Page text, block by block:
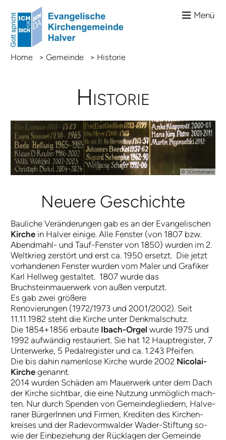
Menü
Home > Gemeinde > Historie
Historie
© SGrotehans
Neu­e­re Ge­schich­te
Bau­li­che Ver­än­de­run­gen gab es an der E­van­ge­li­schen
Kir­che in Hal­ver ei­ni­ge. Alle Fenster (von 1807 bzw.
Abendmahl- und Tauf-Fenster von 1850) wurden im 2.
Weltkrieg zerstört und erst ca. 1950 ersetzt. Die jetzt
vorhandenen Fenster wurden vom Maler und Grafiker
Karl Hellweg gestaltet. 1807 wurde das
Bruchsteinmauerwerk von außen verputzt.
Es gab zwei größere
Renovierungen (1972/1973 und 2001/2002). Seit
11.11.1982 steht die Kir­che un­ter Denk­mal­schutz.
Die 1854+1856 er­bau­te I­bach-­Or­gel wur­de 1975 und
1992 auf­wän­dig re­stau­riert. Sie hat 12 Hauptregister, 7
Unterwerke, 5 Pedalregister und ca. 1.243 Pfeifen.
Die bis da­hin na­men­lo­se Kir­che wur­de 2002 Nicolai-
Kirche ge­nannt.
2014 wur­den Schä­den am Mauerwerk unter dem Dach
der Kir­che sicht­bar, die ei­ne Nut­zung un­mög­lich mach­
ten. Nur durch Spen­den von Ge­mein­de­glie­dern, Hal­ve­
ra­ner Bür­ger­In­nen und Fir­men, Kre­di­ten des Kir­chen­
krei­ses und der Ra­de­vorm­wal­der Wa­der-­Stif­tung so­
wie der Ein­be­zieh­ung der Rück­la­gen der Ge­mein­de